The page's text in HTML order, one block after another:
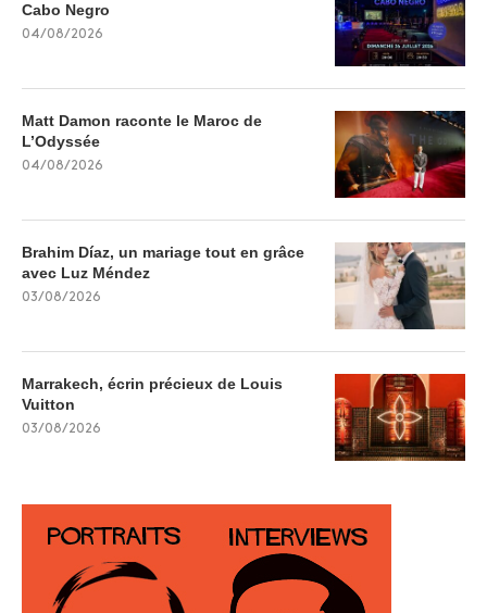
Cabo Negro
04/08/2026
Matt Damon raconte le Maroc de
L’Odyssée
04/08/2026
Brahim Díaz, un mariage tout en grâce
avec Luz Méndez
03/08/2026
Marrakech, écrin précieux de Louis
Vuitton
03/08/2026